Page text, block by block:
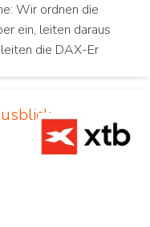
Wir ordnen die
ein, leiten daraus
die DAX-Er